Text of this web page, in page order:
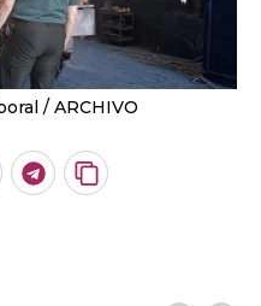
ARCHIVO
Telegram
Copiar